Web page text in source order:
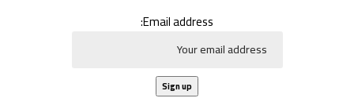
Email address: